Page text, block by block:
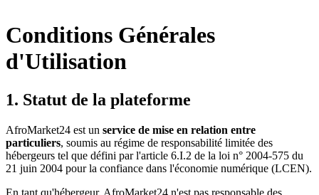
Conditions Générales
d'Utilisation
1. Statut de la plateforme
AfroMarket24 est un service de mise en relation entre
particuliers, soumis au régime de responsabilité limitée des
hébergeurs tel que défini par l'article 6.I.2 de la loi n° 2004-575 du
21 juin 2004 pour la confiance dans l'économie numérique (LCEN).
En tant qu'hébergeur, AfroMarket24 n'est pas responsable des